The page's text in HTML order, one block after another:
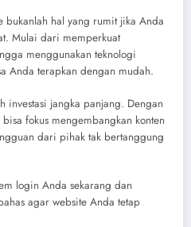
bukanlah hal yang rumit jika Anda
Mulai dari memperkuat
menggunakan teknologi
Anda terapkan dengan mudah.
investasi jangka panjang. Dengan
fokus mengembangkan konten
dari pihak tak bertanggung
login Anda sekarang dan
agar website Anda tetap